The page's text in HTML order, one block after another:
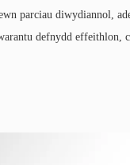
parciau diwydiannol,
defnydd effeithlon,